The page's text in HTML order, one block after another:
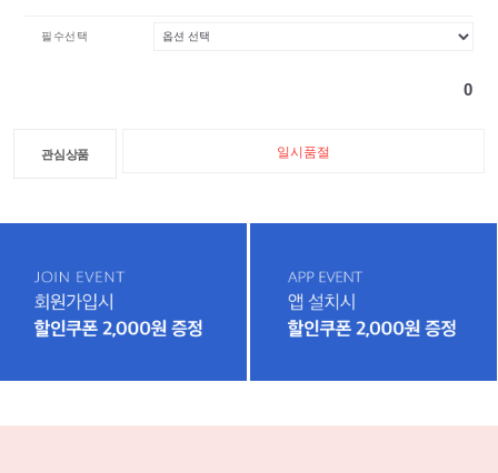
필수선택
0
관심상품 일시품절